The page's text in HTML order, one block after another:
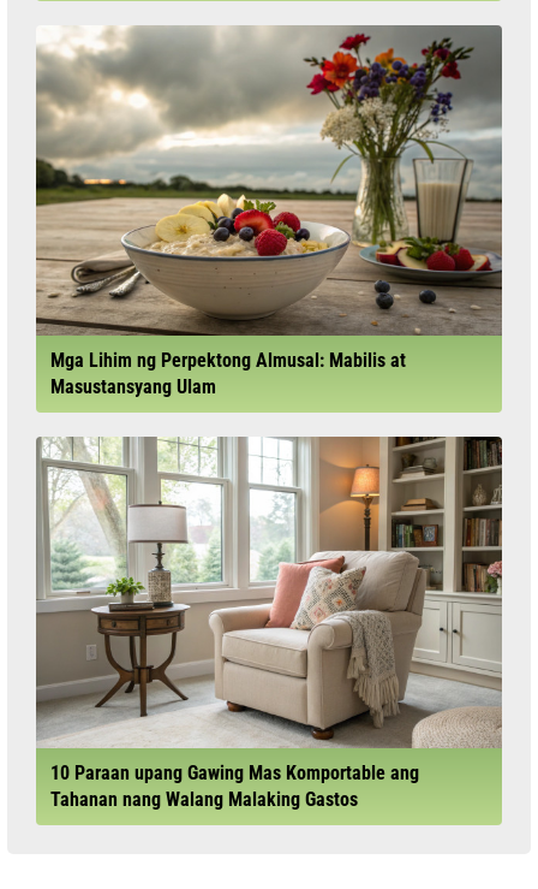
Mga Lihim ng Perpektong Almusal: Mabilis at
Masustansyang Ulam
10 Paraan upang Gawing Mas Komportable ang
Tahanan nang Walang Malaking Gastos